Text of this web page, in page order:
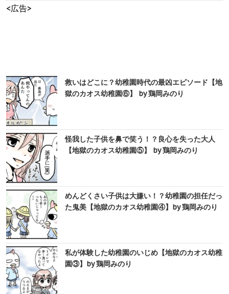
<広告>
救いはどこに？幼稚園時代の最凶エピソード【地
獄のカオス幼稚園⑥】 by 鶏岡みのり
怪我した子供を鼻で笑う！？良心を失った大人
【地獄のカオス幼稚園⑤】 by 鶏岡みのり
めんどくさい子供は大嫌い！？幼稚園の担任だっ
た鬼美【地獄のカオス幼稚園④】by 鶏岡みのり
私が体験した幼稚園のいじめ【地獄のカオス幼稚
園③】by 鶏岡みのり